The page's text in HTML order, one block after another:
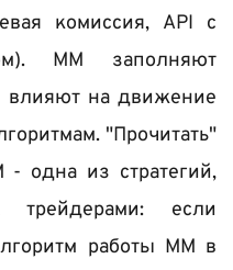
комиссия, API с
ММ заполняют
влияют на движение
"Прочитать"
одна из стратегий,
трейдерами: если
работы ММ в